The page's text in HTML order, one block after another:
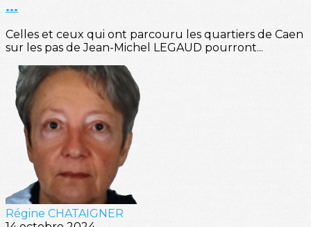
...
Celles et ceux qui ont parcouru les quartiers de Caen
sur les pas de Jean-Michel LEGAUD pourront...
Régine CHATAIGNER